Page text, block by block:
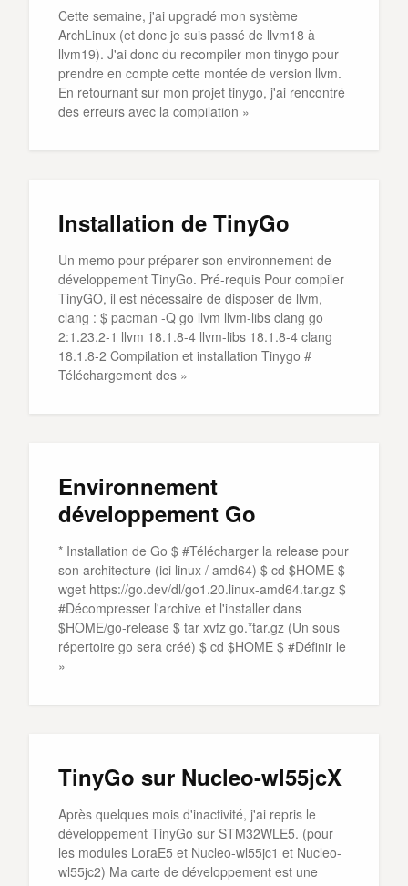
Cette semaine, j'ai upgradé mon système
ArchLinux (et donc je suis passé de llvm18 à
llvm19). J'ai donc du recompiler mon tinygo pour
prendre en compte cette montée de version llvm.
En retournant sur mon projet tinygo, j'ai rencontré
des erreurs avec la compilation »
Installation de TinyGo
Un memo pour préparer son environnement de
développement TinyGo. Pré-requis Pour compiler
TinyGO, il est nécessaire de disposer de llvm,
clang : $ pacman -Q go llvm llvm-libs clang go
2:1.23.2-1 llvm 18.1.8-4 llvm-libs 18.1.8-4 clang
18.1.8-2 Compilation et installation Tinygo #
Téléchargement des »
Environnement
développement Go
* Installation de Go $ #Télécharger la release pour
son architecture (ici linux / amd64) $ cd $HOME $
wget https://go.dev/dl/go1.20.linux-amd64.tar.gz $
#Décompresser l'archive et l'installer dans
$HOME/go-release $ tar xvfz go.*tar.gz (Un sous
répertoire go sera créé) $ cd $HOME $ #Définir le
»
TinyGo sur Nucleo-wl55jcX
Après quelques mois d'inactivité, j'ai repris le
développement TinyGo sur STM32WLE5. (pour
les modules LoraE5 et Nucleo-wl55jc1 et Nucleo-
wl55jc2) Ma carte de développement est une